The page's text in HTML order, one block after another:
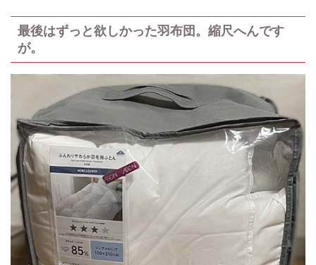
最後はずっと欲しかった羽布団。縮尺へんです
が。